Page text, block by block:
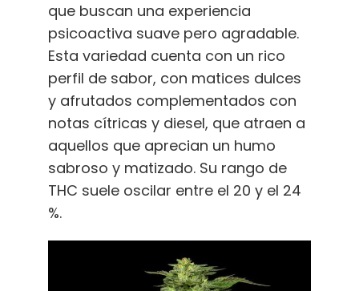
que buscan una experiencia
psicoactiva suave pero agradable.
Esta variedad cuenta con un rico
perfil de sabor, con matices dulces
y afrutados complementados con
notas cítricas y diesel, que atraen a
aquellos que aprecian un humo
sabroso y matizado. Su rango de
THC suele oscilar entre el 20 y el 24
%.